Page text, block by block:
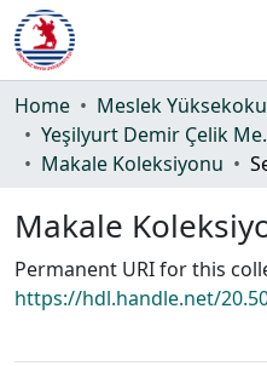
Communities & Collections
All of DSpace
Home
Meslek
Makale Koleksiyonu
Makale
Permanent URI for this
https://hdl.handle.net/